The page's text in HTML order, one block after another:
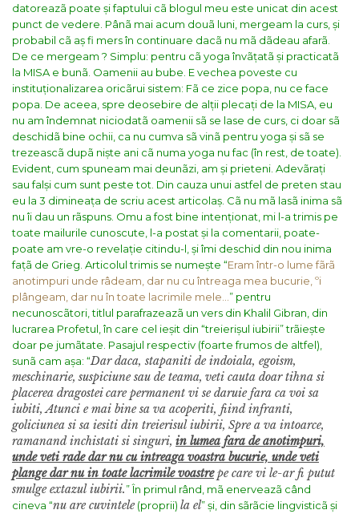
datoreazã poate și faptului cã blogul meu este unicat din acest
punct de vedere. Pânã mai acum douã luni, mergeam la curs, și
probabil cã aș fi mers în continuare dacã nu mã dãdeau afarã.
De ce mergeam ? Simplu: pentru cã yoga învãțatã și practicatã
la MISA e bunã. Oamenii au bube. E vechea poveste cu
instituționalizarea oricãrui sistem: Fã ce zice popa, nu ce face
popa. De aceea, spre deosebire de alții plecați de la MISA, eu
nu am îndemnat niciodatã oamenii sã se lase de curs, ci doar sã
deschidã bine ochii, ca nu cumva sã vinã pentru yoga și sã se
trezeascã dupã niște ani cã numa yoga nu fac (în rest, de toate).
Evident, cum spuneam mai deunãzi, am și prieteni. Adevãrați
sau falși cum sunt peste tot. Din cauza unui astfel de preten stau
eu la 3 dimineața de scriu acest articolaș. Cã nu mã lasã inima sã
nu îi dau un rãspuns. Omu a fost bine intenționat, mi l-a trimis pe
toate mailurile cunoscute, l-a postat și la comentarii, poate-
poate am vre-o revelație citindu-l, și îmi deschid din nou inima
fațã de Grieg. Articolul trimis se numește “Eram într-o lume fãrã
anotimpuri unde râdeam, dar nu cu întreaga mea bucurie, ºi
plângeam, dar nu în toate lacrimile mele… ” pentru
necunoscãtori, titlul parafrazeazã un vers din Khalil Gibran, din
lucrarea Profetul, în care cel ieșit din “treierișul iubirii” trãiește
doar pe jumãtate. Pasajul respectiv (foarte frumos de altfel),
sunã cam așa: “Dar daca, stapaniti de indoiala, egoism,
meschinarie, suspiciune sau de teama, veti cauta doar tihna si
placerea dragosteicare permanent vi se daruie fara ca voi sa
iubiti, Atunci e mai bine sa va acoperiti, fiind infranti,
goliciunea si sa iesiti din treierisul iubirii, Spre a va intoarce,
ramanand inchistati si singuri, in lumea fara de anotimpuri,
unde veti rade dar nu cu intreaga voastra bucurie, unde veti
plange dar nu in toate lacrimile voastrepe care vi le-ar fi putut
smulge extazul iubirii.”În primul rând, mã enerveazã când
cineva “nu are cuvintele(proprii) la el” și, din sãrãcie lingvisticã și